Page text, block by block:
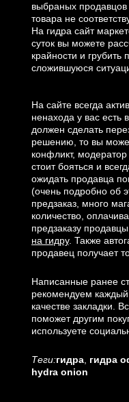
выбраных продавцов
товара не
На гидра сайт
суток вы можете
крайности и грубить
сложившуюся
На сайте всегда
ненахода у вас есть
должен сделать
решению, то вы
конфликт,
стоит бояться и
ожидать продавца
(очень подробно об
предзаказ, много
количество,
предзаказу
на гидру. Также
продавец получает
Написанные ранее
рекомендуем каждый
качестве закладки.
поможет другим
используете
Теги:гидра гидра
hydra onion